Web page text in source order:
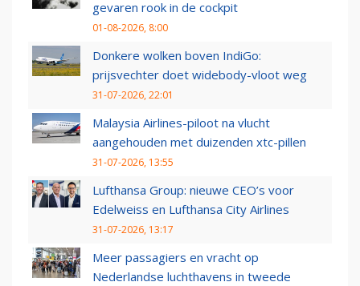
gevaren rook in de cockpit
01-08-2026, 8:00
Donkere wolken boven IndiGo:
prijsvechter doet widebody-vloot weg
31-07-2026, 22:01
Malaysia Airlines-piloot na vlucht
aangehouden met duizenden xtc-pillen
31-07-2026, 13:55
Lufthansa Group: nieuwe CEO’s voor
Edelweiss en Lufthansa City Airlines
31-07-2026, 13:17
Meer passagiers en vracht op
Nederlandse luchthavens in tweede